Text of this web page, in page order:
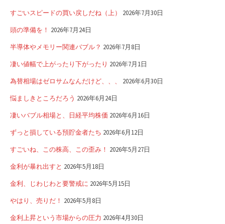
すごいスピードの買い戻しだね（上） 2026年7月30日
頭の準備を！ 2026年7月24日
半導体やメモリー関連バブル？ 2026年7月8日
凄い値幅で上がったり下がったり 2026年7月1日
為替相場はゼロサムなんだけど、、、 2026年6月30日
悩ましきところだろう 2026年6月24日
凄いバブル相場と、日経平均株価 2026年6月16日
ずっと損している預貯金者たち 2026年6月12日
すごいね、この株高、この歪み！ 2026年5月27日
金利が暴れ出すと 2026年5月18日
金利、じわじわと要警戒に 2026年5月15日
やはり、売りだ！ 2026年5月8日
金利上昇という市場からの圧力 2026年4月30日